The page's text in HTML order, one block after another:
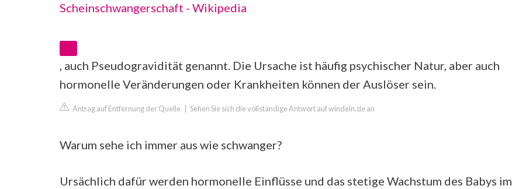
Scheinschwangerschaft - Wikipedia
, auch Pseudogravidität genannt. Die Ursache ist häufig psychischer Natur, aber auch
hormonelle Veränderungen oder Krankheiten können der Auslöser sein.
Antrag auf Entfernung der Quelle Sehen Sie sich die vollständige Antwort auf windeln.de an
Warum sehe ich immer aus wie schwanger?
Ursächlich dafür werden hormonelle Einflüsse und das stetige Wachstum des Babys im